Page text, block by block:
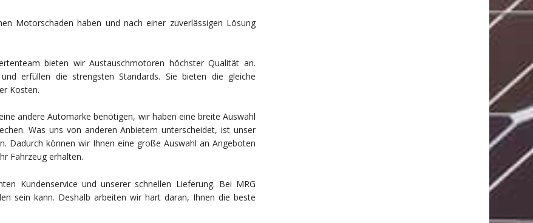
Motorschaden haben und nach einer zuverlässigen Lösung
bieten wir Austauschmotoren höchster Qualität an.
erfüllen die strengsten Standards. Sie bieten die gleiche
Kosten.
andere Automarke benötigen, wir haben eine breite Auswahl
Was uns von anderen Anbietern unterscheidet, ist unser
Dadurch können wir Ihnen eine große Auswahl an Angeboten
Fahrzeug erhalten.
Kundenservice und unserer schnellen Lieferung. Bei MRG
sein kann. Deshalb arbeiten wir hart daran, Ihnen die beste